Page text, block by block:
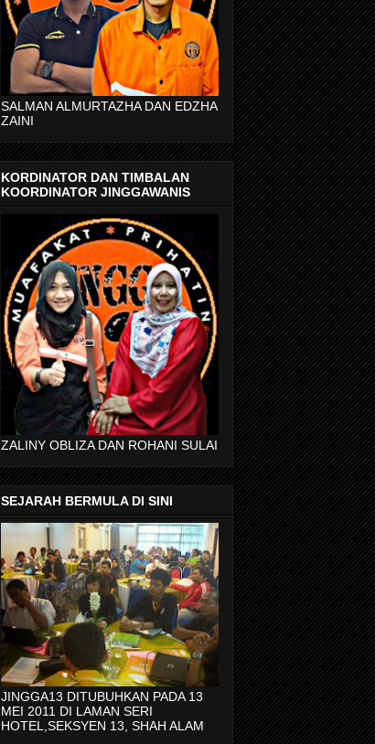
SALMAN ALMURTAZHA DAN EDZHA
ZAINI
KORDINATOR DAN TIMBALAN
KOORDINATOR JINGGAWANIS
ZALINY OBLIZA DAN ROHANI SULAI
SEJARAH BERMULA DI SINI
JINGGA13 DITUBUHKAN PADA 13
MEI 2011 DI LAMAN SERI
HOTEL,SEKSYEN 13, SHAH ALAM